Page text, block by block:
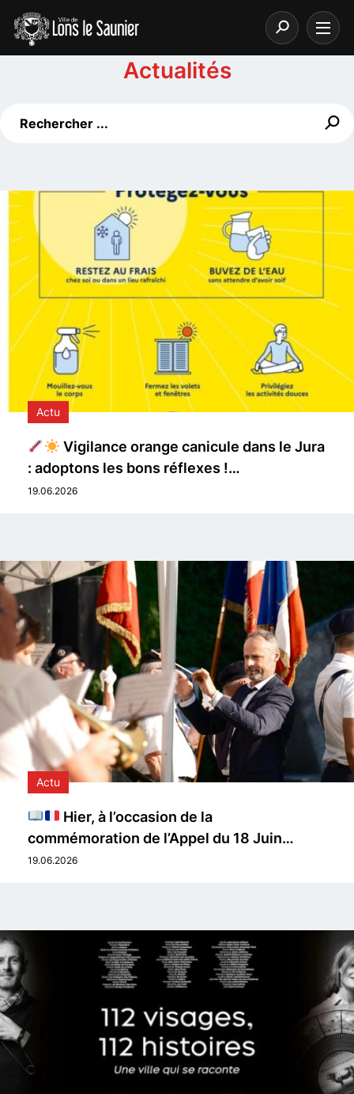
Actualités
Actu
Vigilance orange canicule dans le Jura
: adoptons les bons réflexes !…
19.06.2026
Actu
Hier, à l’occasion de la
commémoration de l’Appel du 18 Juin…
19.06.2026